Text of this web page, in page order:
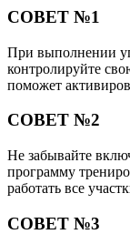
СОВЕТ №1
При выполнении
контролируйте
поможет
СОВЕТ №2
Не забывайте
программу
работать все
СОВЕТ №3